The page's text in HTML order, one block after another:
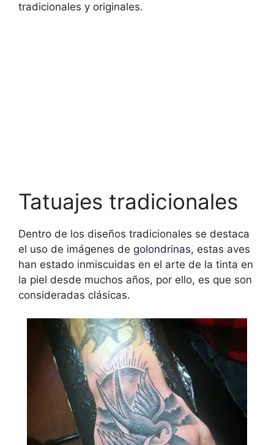
tradicionales y originales.
Tatuajes tradicionales
Dentro de los diseños tradicionales se destaca
el uso de imágenes de golondrinas, estas aves
han estado inmiscuidas en el arte de la tinta en
la piel desde muchos años, por ello, es que son
consideradas clásicas.